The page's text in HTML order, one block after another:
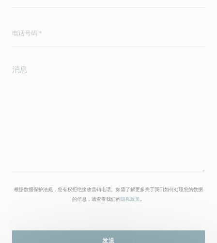
根据数据保护法规，您有权拒绝接收营销电话。如需了解更多关于我们如何处理您的数据
的信息，请查看我们的隐私政策